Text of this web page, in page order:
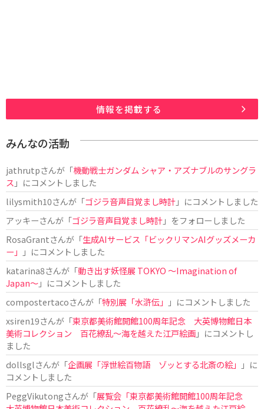
情報を掲載する
みんなの活動
jathrutpさんが「機動戦士ガンダム シャア・アズナブルのサングラ
ス 」にコメントしました
lilysmith10さんが「ゴジラ音声目覚まし時計」にコメントしました
アッキーさんが「ゴジラ音声目覚まし時計」をフォローしました
RosaGrantさんが「生成AIサービス「ビックリマンAIグッズメーカ
ー」
」にコメントしました
katarina8さんが「動き出す妖怪展 TOKYO 〜Imagination of
Japan〜」にコメントしました
compostertacoさんが「特別展「水滸伝」
」にコメントしました
xsiren19さんが「東京都美術館開館100周年記念 大英博物館日本
美術コレクション 百花繚乱～海を越えた江戸絵画」にコメントし
ました
dollsglさんが「企画展「浮世絵百物語 ゾッとする北斎の絵」
」に
コメントしました
PeggVikutongさんが「展覧会「東京都美術館開館100周年記念